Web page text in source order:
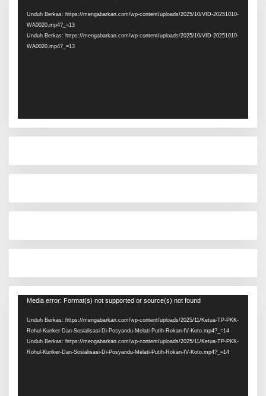
Unduh Berkas: https://mengabarkan.com/wp-content/uploads/2025/10/VID-20251010-
WA0020.mp4?_=13
Unduh Berkas: https://mengabarkan.com/wp-content/uploads/2025/10/VID-20251010-
WA0020.mp4?_=13
Pemutar
Media error: Format(s) not supported or source(s) not found
Unduh Berkas: https://mengabarkan.com/wp-content/uploads/2025/11/Ketua-TP-PKK-
Rohul-Kunker-Dan-Sosialisasi-Di-Posyandu-Melati-Putih-Rokan-IV-Koto.mp4?_=14
Unduh Berkas: https://mengabarkan.com/wp-content/uploads/2025/11/Ketua-TP-PKK-
Rohul-Kunker-Dan-Sosialisasi-Di-Posyandu-Melati-Putih-Rokan-IV-Koto.mp4?_=14